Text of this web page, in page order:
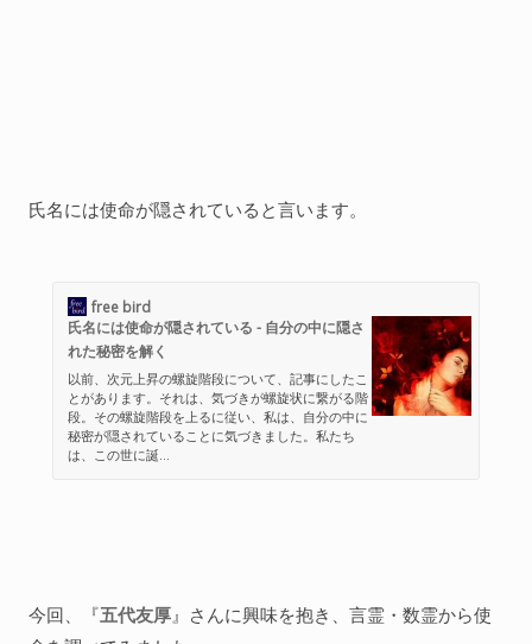
氏名には使命が隠されていると言います。
free bird
氏名には使命が隠されている - 自分の中に隠さ
れた秘密を解く
以前、次元上昇の螺旋階段について、記事にしたこ
とがあります。それは、気づきが螺旋状に繋がる階
段。その螺旋階段を上るに従い、私は、自分の中に
秘密が隠されていることに気づきました。私たち
は、この世に誕...
今回、『五代友厚』さんに興味を抱き、言霊・数霊から使